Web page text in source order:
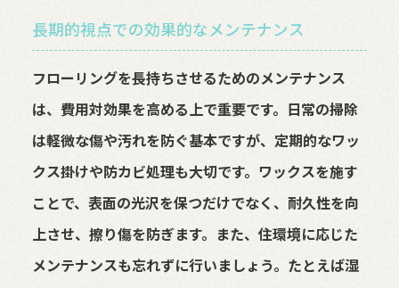
長期的視点での効果的なメンテナンス
フローリングを長持ちさせるためのメンテナンス
は、費用対効果を高める上で重要です。日常の掃除
は軽微な傷や汚れを防ぐ基本ですが、定期的なワッ
クス掛けや防カビ処理も大切です。ワックスを施す
ことで、表面の光沢を保つだけでなく、耐久性を向
上させ、擦り傷を防ぎます。また、住環境に応じた
メンテナンスも忘れずに行いましょう。たとえば湿